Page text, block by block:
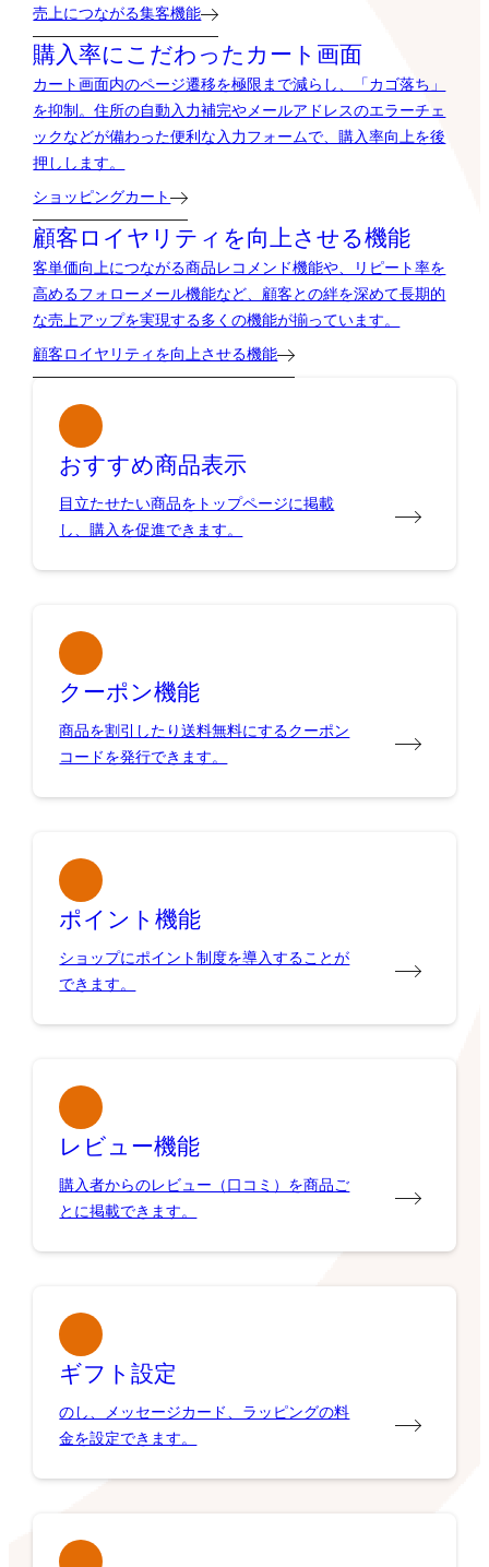
売上につながる集客機能
購入率にこだわったカート画面
カート画面内のページ遷移を極限まで減らし、「カゴ落ち」
を抑制。住所の自動入力補完やメールアドレスのエラーチェ
ックなどが備わった便利な入力フォームで、購入率向上を後
押しします。
ショッピングカート
顧客ロイヤリティを向上させる機能
客単価向上につながる商品レコメンド機能や、リピート率を
高めるフォローメール機能など、顧客との絆を深めて長期的
な売上アップを実現する多くの機能が揃っています。
顧客ロイヤリティを向上させる機能
おすすめ商品表示
目立たせたい商品をトップページに掲載
し、購入を促進できます。
クーポン機能
商品を割引したり送料無料にするクーポン
コードを発行できます。
ポイント機能
ショップにポイント制度を導入することが
できます。
レビュー機能
購入者からのレビュー（口コミ）を商品ご
とに掲載できます。
ギフト設定
のし、メッセージカード、ラッピングの料
金を設定できます。